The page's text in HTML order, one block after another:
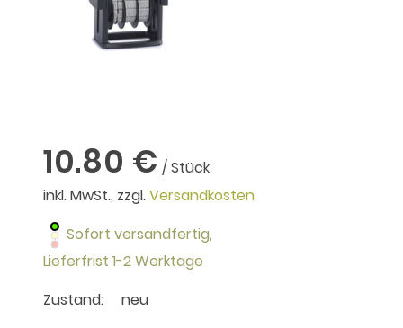
10.80 € / Stück
inkl. MwSt., zzgl.Versandkosten
Sofort versandfertig,
Lieferfrist 1-2 Werktage
Zustand:
neu